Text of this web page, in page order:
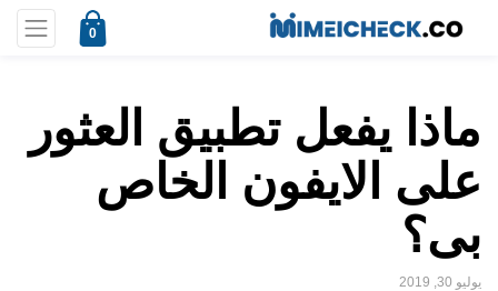
0
ماذا يفعل تطبيق العثور
على الايفون الخاص
بى؟
يوليو 30, 2019